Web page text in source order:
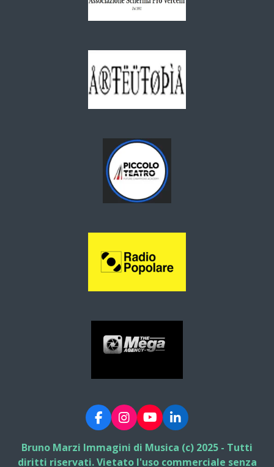
F
a
c
e
I
n
s
t
Y
o
u
T
L
i
n
k
Bruno Marzi Immagini di Musica (c) 2025 - Tutti
diritti riservati. Vietato l'uso commerciale senza